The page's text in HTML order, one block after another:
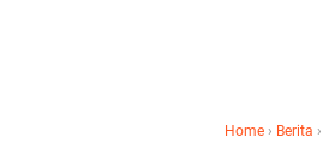
Home › Berita ›